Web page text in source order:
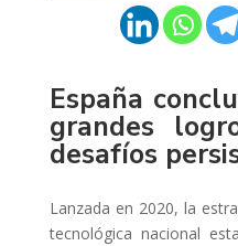
España
grandes
desafíos
Lanzada en 2020, la
tecnológica nacional